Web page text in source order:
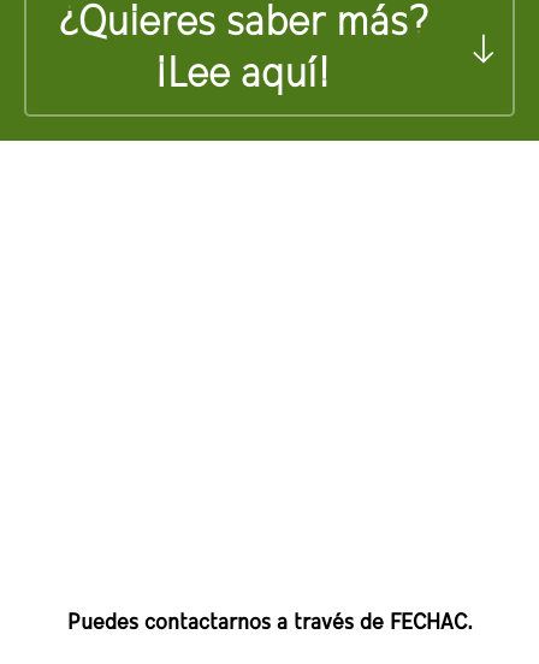
¿Quieres saber más?
¡Lee aquí!
Puedes contactarnos a través de FECHAC.